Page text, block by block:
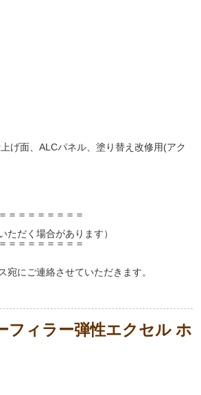
げ面、ALCパネル、塗り替え改修用(アク
＝＝＝＝＝＝＝＝
ただく場合があります）
＝＝＝＝＝＝＝＝
にご連絡させていただきます。
フィラー弾性エクセル ホ